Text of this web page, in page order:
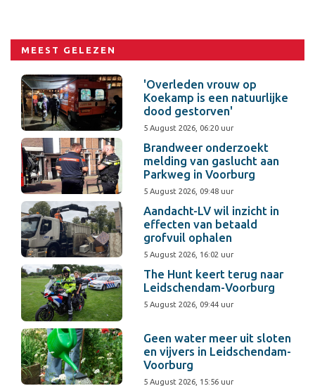
MEEST GELEZEN
'Overleden vrouw op
Koekamp is een natuurlijke
dood gestorven'
5 August 2026, 06:20 uur
Brandweer onderzoekt
melding van gaslucht aan
Parkweg in Voorburg
5 August 2026, 09:48 uur
Aandacht-LV wil inzicht in
effecten van betaald
grofvuil ophalen
5 August 2026, 16:02 uur
The Hunt keert terug naar
Leidschendam-Voorburg
5 August 2026, 09:44 uur
Geen water meer uit sloten
en vijvers in Leidschendam-
Voorburg
5 August 2026, 15:56 uur